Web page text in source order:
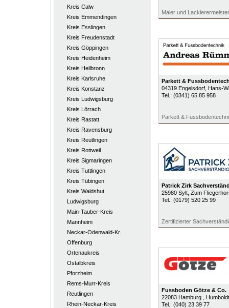
Kreis Calw
Kreis Emmendingen
Kreis Esslingen
Kreis Freudenstadt
Kreis Göppingen
Kreis Heidenheim
Kreis Heilbronn
Kreis Karlsruhe
Kreis Konstanz
Kreis Ludwigsburg
Kreis Lörrach
Kreis Rastatt
Kreis Ravensburg
Kreis Reutlingen
Kreis Rottweil
Kreis Sigmaringen
Kreis Tuttlingen
Kreis Tübingen
Kreis Waldshut
Ludwigsburg
Main-Tauber-Kreis
Mannheim
Neckar-Odenwald-Kr.
Offenburg
Ortenaukreis
Ostalbkreis
Pforzheim
Rems-Murr-Kreis
Reutlingen
Rhein-Neckar-Kreis
Maler und Lackierermeister
Parkett &
04319 Engelsdorf, Hans-
Tel.: (0341) 65 85 958
Parkett &
Patrick Zirk
25980 Sylt, Zum
Tel.: (0179) 520 25 99
Zertifizierter
Fussboden Götze & Co.
22083 Hamburg
,
Tel.: (040) 23 39 77